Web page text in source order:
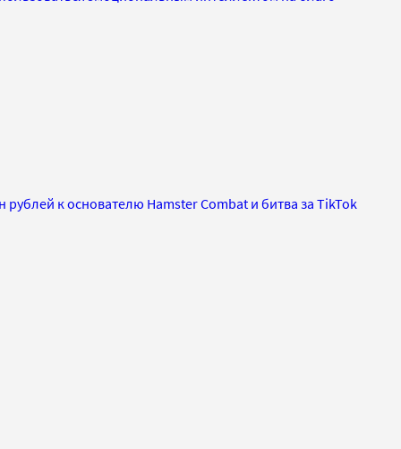
рублей к основателю Hamster Combat и битва за TikTok